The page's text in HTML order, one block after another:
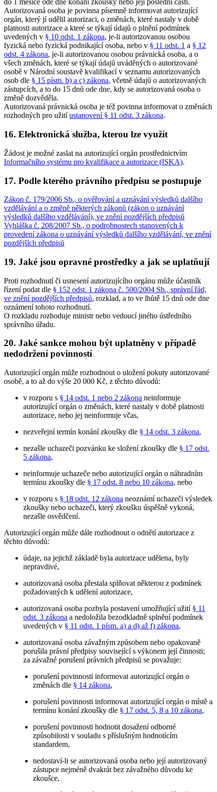
do 1 měsíce ode dne konání zkoušky nebo její poslední části.
Autorizovaná osoba je povinna písemně informovat autorizující
orgán, který jí udělil autorizaci, o změnách, které nastaly v době
platnosti autorizace a které se týkají údajů o plnění podmínek
uvedených v § 10 odst. 1 zákona, je-li autorizovanou osobou
fyzická nebo fyzická podnikající osoba, nebo v § 11 odst. 1 a § 12
odst. 4 zákona, je-li autorizovanou osobou právnická osoba, a o
všech změnách, které se týkají údajů uváděných o autorizované
osobě v Národní soustavě kvalifikací v seznamu autorizovaných
osob dle § 15 písm. b) a c) zákona, včetně údajů o autorizovaných
zástupcích, a to do 15 dnů ode dne, kdy se autorizovaná osoba o
změně dozvěděla.
Autorizovaná právnická osoba je též povinna informovat o změnách
rozhodných pro užitíustanovení § 11 odst. 3 zákona.
16. Elektronická služba, kterou lze využít
Žádost je možné zaslat na autorizující orgán prostřednictvím
Informačního systému pro kvalifikace a autorizace (ISKA).
17. Podle kterého právního předpisu se postupuje
Zákon č. 179/2006 Sb., o ověřování a uznávání výsledků dalšího
vzdělávání a o změně některých zákonů (zákon o uznávání
výsledků dalšího vzdělávání), ve znění pozdějších předpisů
Vyhláška č. 208/2007 Sb., o podrobnostech stanovených k
provedení zákona o uznávání výsledků dalšího vzdělávání, ve znění
pozdějších předpisů
19. Jaké jsou opravné prostředky a jak se uplatňují
Proti rozhodnutí či usnesení autorizujícího orgánu může účastník
řízení podat dle § 152 odst. 1 zákona č. 500/2004 Sb., správní řád,
ve znění pozdějších předpisů, rozklad, a to ve lhůtě 15 dnů ode dne
oznámení tohoto rozhodnutí.
O rozkladu rozhoduje ministr nebo vedoucí jiného ústředního
správního úřadu.
20. Jaké sankce mohou být uplatněny v případě
nedodržení povinností
Autorizující orgán může rozhodnout o uložení pokuty autorizované
osobě, a to až do výše 20 000 Kč, z těchto důvodů:
v rozporu s § 14 odst. 1 nebo 2 zákona neinformuje
autorizující orgán o změnách, které nastaly v době platnosti
autorizace, nebo jej neinformuje včas,
nezveřejní termín konání zkoušky dle § 14 odst. 3 zákona,
nezašle uchazeči pozvánku ke složení zkoušky dle § 17 odst.
5 zákona,
neinformuje uchazeče nebo autorizující orgán o náhradním
termínu zkoušky dle § 17 odst. 8 nebo 10 zákona, nebo
v rozporu s § 18 odst. 12 zákona neoznámí uchazeči výsledek
zkoušky nebo uchazeči, který zkoušku úspěšně vykoná,
nezašle osvědčení.
Autorizující orgán může dále rozhodnout o odnětí autorizace z
těchto důvodů:
údaje, na jejichž základě byla autorizace udělena, byly
nepravdivé,
autorizovaná osoba přestala splňovat některou z podmínek
požadovaných k udělení autorizace,
autorizovaná osoba pozbyla postavení umožňující užití § 11
odst. 3 zákona a nedoložila bezodkladně splnění podmínek
uvedených v § 11 odst. 1 písm. a) a d) až f) zákona,
autorizovaná osoba závažným způsobem nebo opakovaně
porušila právní předpisy související s výkonem její činnosti;
za závažné porušení právních předpisů se považuje:
porušení povinnosti informovat autorizující orgán o
změnách dle § 14 zákona,
porušení povinnosti informovat autorizující orgán o místě a
termínu konání zkoušky dle § 17 odst. 5, 8 a 10 zákona,
porušení povinnosti hodnotit dosažení odborné
způsobilosti v souladu s příslušným hodnotícím
standardem,
nedostaví-li se autorizovaná osoba nebo její autorizovaný
zástupce nejméně dvakrát bez závažného důvodu ke
zkoušce,